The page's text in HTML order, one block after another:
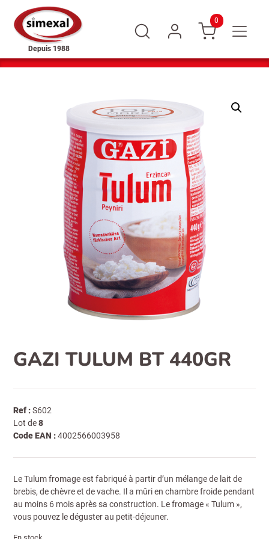
Depuis 1988
0
GAZI TULUM BT 440GR
Ref :S602
Lot de8
Code EAN :4002566003958
Le Tulum fromage est fabriqué à partir d’un mélange de lait de
brebis, de chèvre et de vache. Il a mûri en chambre froide pendant
au moins 6 mois après sa construction. Le fromage « Tulum »,
vous pouvez le déguster au petit-déjeuner.